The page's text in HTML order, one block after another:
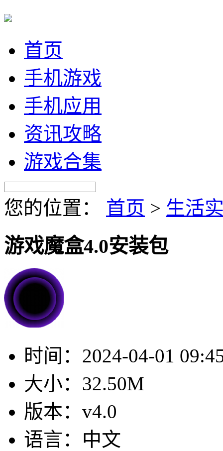
首页
手机游戏
手机应用
资讯攻略
游戏合集
您的位置： 首页 > 生活
游戏魔盒4.0安装包
时间： 2024-04-01
大小： 32.50M
版本： v4.0
语言： 中文